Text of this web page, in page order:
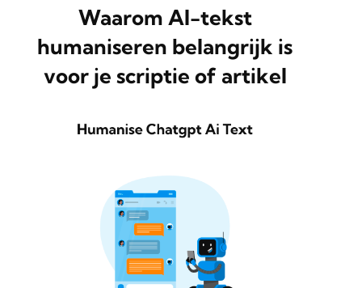
Waarom AI-tekst
humaniseren belangrijk is
voor je scriptie of artikel